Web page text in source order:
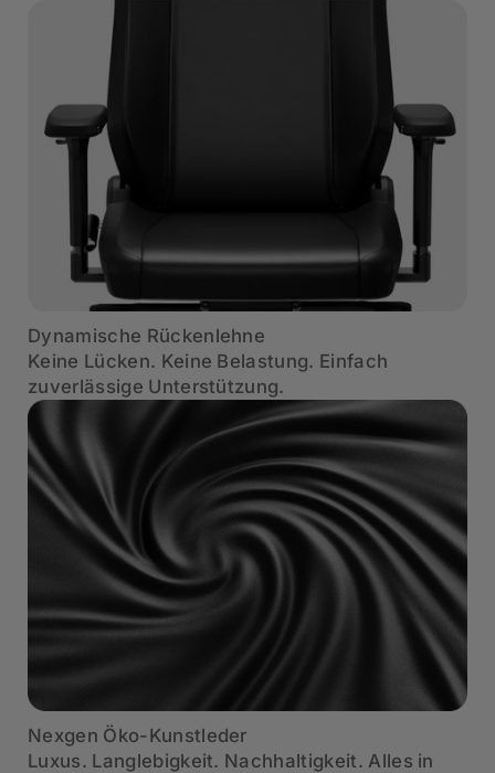
Dynamische Rückenlehne
Keine Lücken. Keine Belastung. Einfach
zuverlässige Unterstützung.
Nexgen Öko-Kunstleder
Luxus. Langlebigkeit. Nachhaltigkeit. Alles in